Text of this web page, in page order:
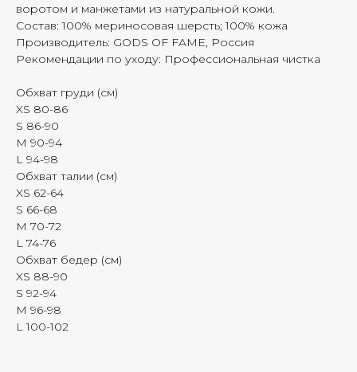
воротом и манжетами из натуральной кожи.
Состав: 100% мериносовая шерсть; 100% кожа
Производитель: GODS OF FAME, Россия
Рекомендации по уходу: Профессиональная чистка
Обхват груди (см)
XS 80-86
S 86-90
M 90-94
L 94-98
Обхват талии (см)
XS 62-64
S 66-68
M 70-72
L 74-76
Обхват бедер (см)
XS 88-90
S 92-94
M 96-98
L 100-102